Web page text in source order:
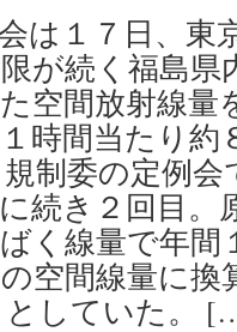
は１７日、東
が続く福島県
空間放射線量
時間当たり約
規制委の定
続き２回目。
く線量で年
空間線量に
としていた